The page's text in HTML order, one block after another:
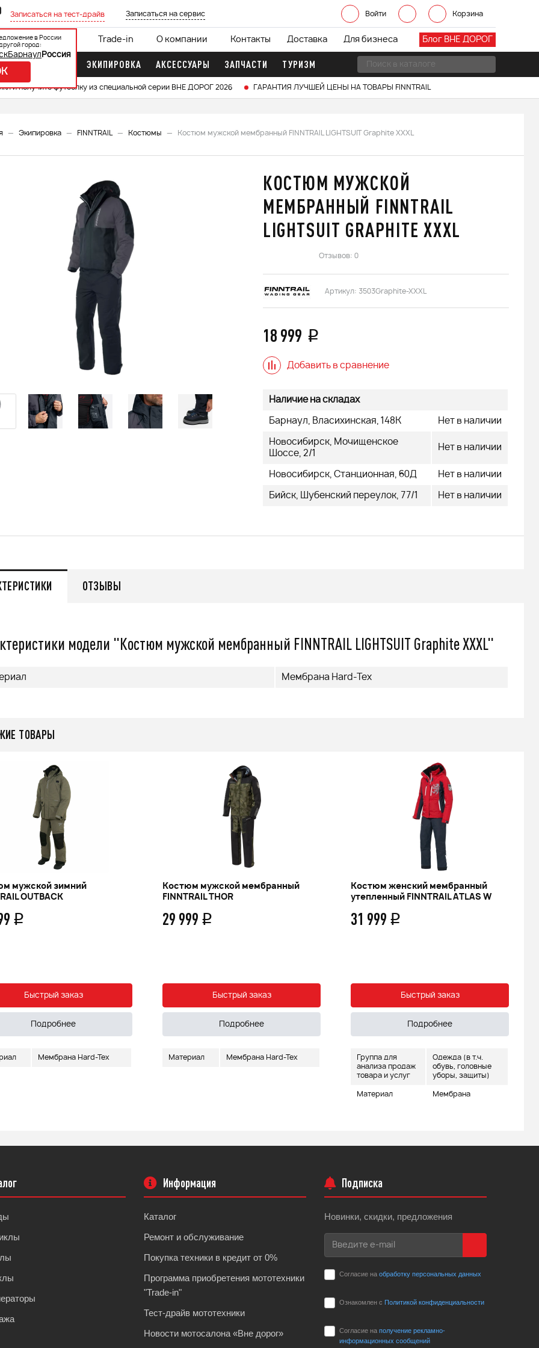
Войти Корзина
в России
город:
Барнаул Россия
Записаться на тест-драйв Записаться на сервис
Блог ВНЕ ДОРОГ
Кредит 0% Trade-in О компании Контакты Доставка Для бизнеса
МОТОРЫ ЭКИПИРОВКА АКСЕССУАРЫ ЗАПЧАСТИ ТУРИЗМ
и получите футболку из специальной серии ВНЕ ДОРОГ 2026 ГАРАНТИЯ ЛУЧШЕЙ ЦЕНЫ НА ТОВАРЫ FINNTRAIL
Экипировка FINNTRAIL Костюмы Костюм мужской мембранный FINNTRAIL LIGHTSUIT Graphite XXXL
КОСТЮМ МУЖСКОЙ
МЕМБРАННЫЙ FINNTRAIL
LIGHTSUIT GRAPHITE XXXL
Отзывов: 0
Артикул: 3503Graphite-XXXL
18 999 q
Добавить в сравнение
Наличие на складах
Барнаул, Власихинская, 148К Нет в наличии
Новосибирск, Мочищенское
Шоссе, 2/1
Нет в наличии
Новосибирск, Станционная, 60Д Нет в наличии
Бийск, Шубенский переулок, 77/1 Нет в наличии
ОТЗЫВЫ
модели "Костюм мужской мембранный FINNTRAIL LIGHTSUIT Graphite XXXL"
Мембрана Hard-Tex
ТОВАРЫ
мужской зимний
OUTBACK
q
Быстрый заказ
Подробнее
Мембрана Hard-Tex
Костюм мужской мембранный
FINNTRAIL THOR
29 999 q
Быстрый заказ
Подробнее
Материал Мембрана Hard-Tex
Костюм женский мембранный
утепленный FINNTRAIL ATLAS W
31 999 q
Быстрый заказ
Подробнее
Группа для
анализа продаж
товара и услуг
Одежда (в т.ч.
обувь, головные
уборы, защиты)
Материал Мембрана
Информация
Каталог
Ремонт и обслуживание
Покупка техники в кредит от 0%
Программа приобретения мототехники
"Trade-in"
Тест-драйв мототехники
Новости мотосалона «Вне дорог»
Подписка
Новинки, скидки, предложения
Согласие на обработку персональных данных
Ознакомлен с Политикой конфиденциальности
Согласие на получение рекламно-
информационных сообщений